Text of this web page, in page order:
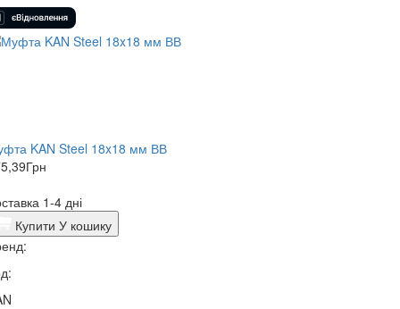
KAN Steel 18x18 мм ВВ
Грн
1-4 дні
Купити У кошику